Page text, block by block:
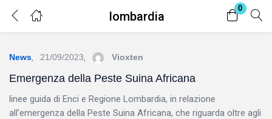
lombardia
0
Register
News 21/09/2023 Vioxten
Emergenza della Peste Suina Africana
linee guida di Enci e Regione Lombardia, in relazione
all’emergenza della Peste Suina Africana, che riguarda oltre agli